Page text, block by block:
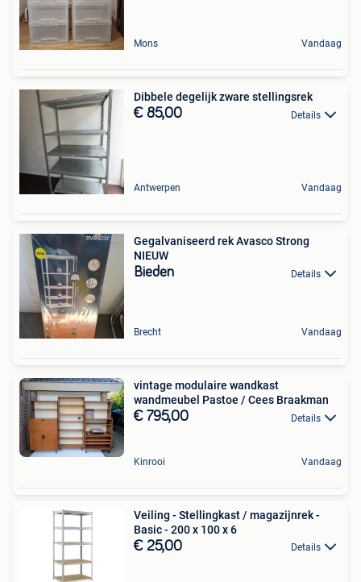
Mons Vandaag
Dibbele degelijk zware stellingsrek
€ 85,00 Details
Antwerpen Vandaag
Gegalvaniseerd rek Avasco Strong
NIEUW
Bieden Details
Brecht Vandaag
vintage modulaire wandkast
wandmeubel Pastoe / Cees Braakman
€ 795,00 Details
Kinrooi Vandaag
Veiling - Stellingkast / magazijnrek -
Basic - 200 x 100 x 6
€ 25,00 Details